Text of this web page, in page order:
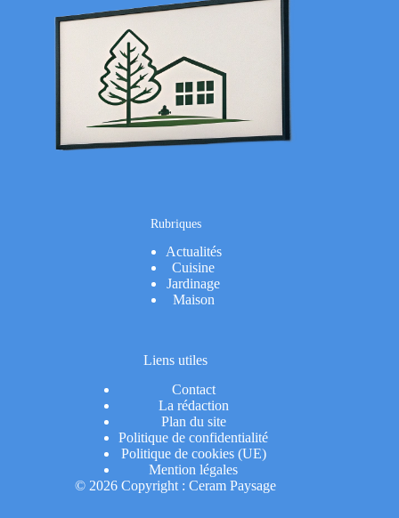
Rubriques
Actualités
Cuisine
Jardinage
Maison
Liens utiles
Contact
La rédaction
Plan du site
Politique de confidentialité
Politique de cookies (UE)
Mention légales
© 2026 Copyright : Ceram Paysage